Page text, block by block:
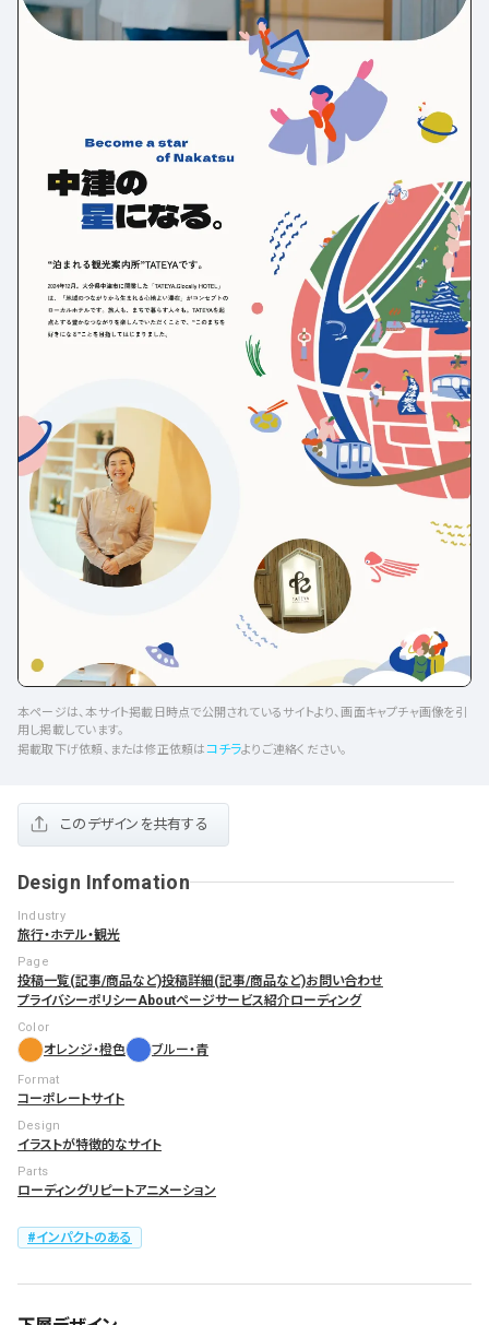
本ページは、本サイト掲載日時点で公開されているサイトより、画面キャプチャ画像を引
用し掲載しています。
掲載取下げ依頼、または修正依頼はコチラよりご連絡ください。
このデザインを共有する
Design Infomation
Industry
旅行・ホテル・観光
Page
投稿一覧(記事/商品など)投稿詳細(記事/商品など)お問い合わせ
プライバシーポリシーAboutページサービス紹介ローディング
Color
オレンジ・橙色 ブルー・青
Format
コーポレートサイト
Design
イラストが特徴的なサイト
Parts
ローディングリピートアニメーション
インパクトのある